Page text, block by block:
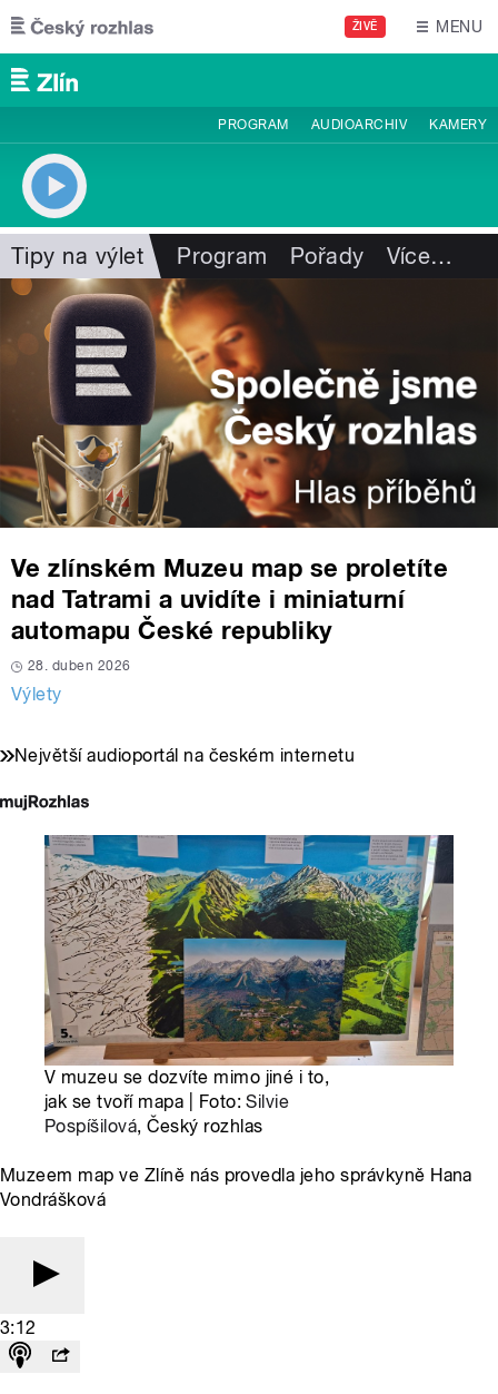
Přejít k hlavnímu obsahu
ŽIVĚ MENU
PROGRAM AUDIOARCHIV KAMERY
Tipy na výlet Program Pořady Více…
Ve zlínském Muzeu map se proletíte
nad Tatrami a uvidíte i miniaturní
automapu České republiky
28. duben 2026
Výlety
Největší audioportál na českém internetu
V muzeu se dozvíte mimo jiné i to,
jak se tvoří mapa | Foto:Silvie
Pospíšilová, Český rozhlas
Muzeem map ve Zlíně nás provedla jeho správkyně Hana
Vondrášková
3:12